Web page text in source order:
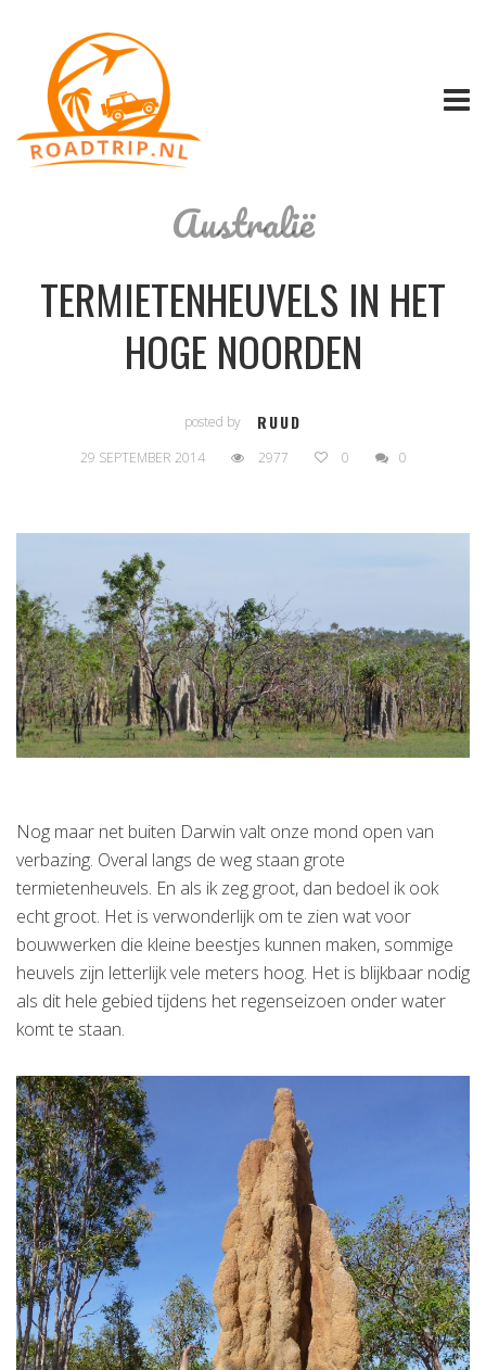
Australië
TERMIETENHEUVELS IN HET
HOGE NOORDEN
posted by RUUD
29 SEPTEMBER 2014 2977 0 0
Nog maar net buiten Darwin valt onze mond open van
verbazing. Overal langs de weg staan grote
termietenheuvels. En als ik zeg groot, dan bedoel ik ook
echt groot. Het is verwonderlijk om te zien wat voor
bouwwerken die kleine beestjes kunnen maken, sommige
heuvels zijn letterlijk vele meters hoog. Het is blijkbaar nodig
als dit hele gebied tijdens het regenseizoen onder water
komt te staan.